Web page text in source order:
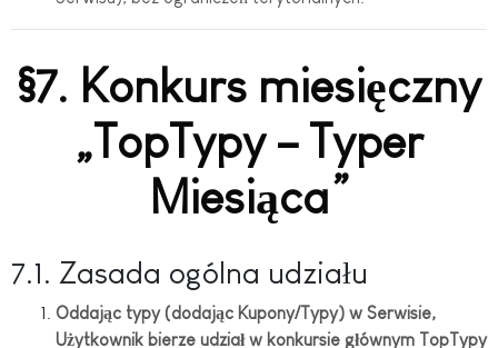
§7. Konkurs miesięczny
„TopTypy – Typer
Miesiąca”
7.1. Zasada ogólna udziału
Oddając typy (dodając Kupony/Typy) w Serwisie,
Użytkownik bierze udział w konkursie głównym TopTypy